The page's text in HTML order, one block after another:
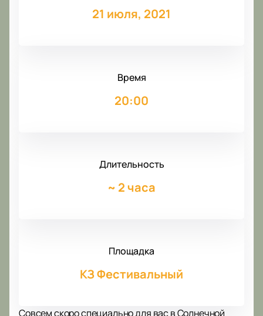
21 июля, 2021
Время
20:00
Длительность
~ 2 часа
Площадка
КЗ Фестивальный
Совсем скоро специально для вас в Солнечной